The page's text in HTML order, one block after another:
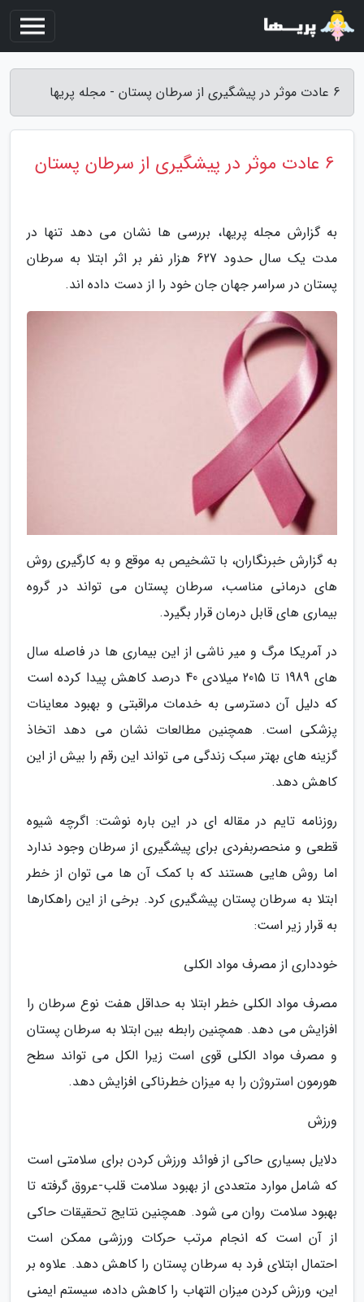
6 عادت موثر در پیشگیری از سرطان پستان - مجله پریها
6 عادت موثر در پیشگیری از سرطان پستان
به گزارش مجله پریها، بررسی ها نشان می دهد تنها در
مدت یک سال حدود 627 هزار نفر بر اثر ابتلا به سرطان
پستان در سراسر جهان جان خود را از دست داده اند.
به گزارش خبرنگاران، با تشخیص به موقع و به کارگیری روش
های درمانی مناسب، سرطان پستان می تواند در گروه
بیماری های قابل درمان قرار بگیرد.
در آمریکا مرگ و میر ناشی از این بیماری ها در فاصله سال
های 1989 تا 2015 میلادی 40 درصد کاهش پیدا کرده است
که دلیل آن دسترسی به خدمات مراقبتی و بهبود معاینات
پزشکی است. همچنین مطالعات نشان می دهد اتخاذ
گزینه های بهتر سبک زندگی می تواند این رقم را بیش از این
کاهش دهد.
روزنامه تایم در مقاله ای در این باره نوشت: اگرچه شیوه
قطعی و منحصربفردی برای پیشگیری از سرطان وجود ندارد
اما روش هایی هستند که با کمک آن ها می توان از خطر
ابتلا به سرطان پستان پیشگیری کرد. برخی از این راهکارها
به قرار زیر است:
خودداری از مصرف مواد الکلی
مصرف مواد الکلی خطر ابتلا به حداقل هفت نوع سرطان را
افزایش می دهد. همچنین رابطه بین ابتلا به سرطان پستان
و مصرف مواد الکلی قوی است زیرا الکل می تواند سطح
هورمون استروژن را به میزان خطرناکی افزایش دهد.
ورزش
دلایل بسیاری حاکی از فوائد ورزش کردن برای سلامتی است
که شامل موارد متعددی از بهبود سلامت قلب-عروق گرفته تا
بهبود سلامت روان می شود. همچنین نتایج تحقیقات حاکی
از آن است که انجام مرتب حرکات ورزشی ممکن است
احتمال ابتلای فرد به سرطان پستان را کاهش دهد. علاوه بر
این، ورزش کردن میزان التهاب را کاهش داده، سیستم ایمنی